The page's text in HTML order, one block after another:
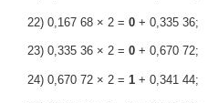
22) 0,167 68 × 2 = 0+ 0,335 36;
23) 0,335 36 × 2 = 0+ 0,670 72;
24) 0,670 72 × 2 = 1+ 0,341 44;